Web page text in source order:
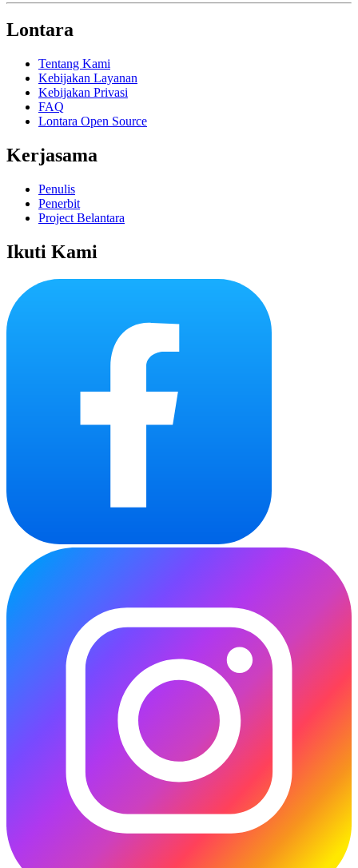
Lontara
Tentang Kami
Kebijakan Layanan
Kebijakan Privasi
FAQ
Lontara Open Source
Kerjasama
Penulis
Penerbit
Project Belantara
Ikuti Kami